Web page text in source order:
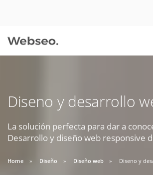
Diseno y desarrollo
La solución perfecta para dar a
Desarrollo y diseño web responsive
Home Diseño Diseño web Diseno y
09:30 AM A 18:30 PM
soporte@webseo.cl